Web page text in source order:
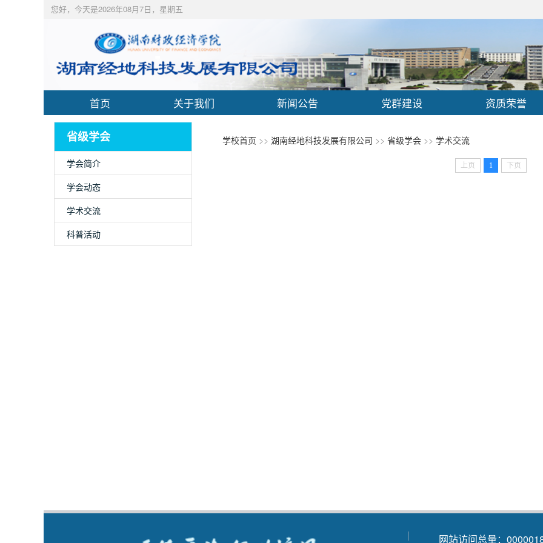
您好，今天是2026年08月7日，星期五
首页 关于我们 新闻公告 党群建设 资质荣誉
省级学会
学会简介
学会动态
学术交流
科普活动
学校首页 >> 湖南经地科技发展有限公司 >> 省级学会 >> 学术交流
上页 1 下页
|
网站访问总量：